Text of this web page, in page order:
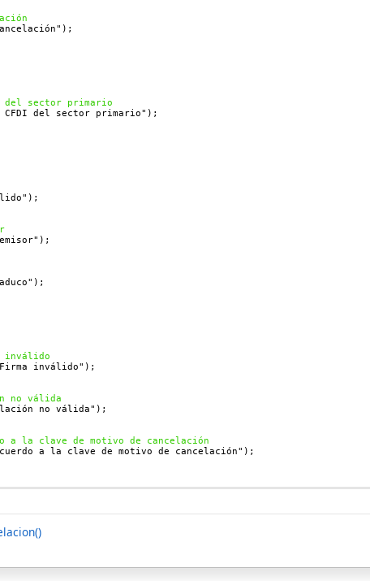
);
del sector primario
del sector primario"
);
);
);
);
inválido
inválido"
);
no válida
no válida"
);
a la clave de motivo de cancelación
a la clave de motivo de cancelación"
);